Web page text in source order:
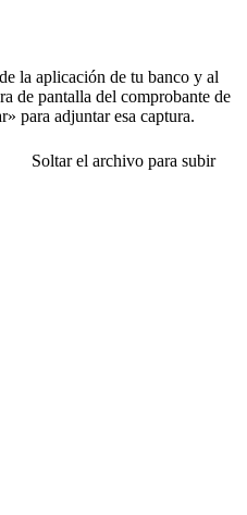
la aplicación de tu banco y al
de pantalla del comprobante de
para adjuntar esa captura.
Soltar el archivo para subir